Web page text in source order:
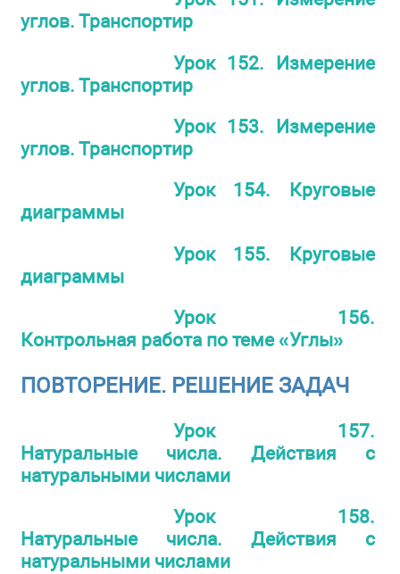
углов. Транспортир
Урок 152. Измерение
углов. Транспортир
Урок 153. Измерение
углов. Транспортир
Урок 154. Круговые
диаграммы
Урок 155. Круговые
диаграммы
Урок 156.
Контрольная работа по теме «Углы»
ПОВТОРЕНИЕ. РЕШЕНИЕ ЗАДАЧ
Урок 157.
Натуральные числа. Действия с
натуральными числами
Урок 158.
Натуральные числа. Действия с
натуральными числами